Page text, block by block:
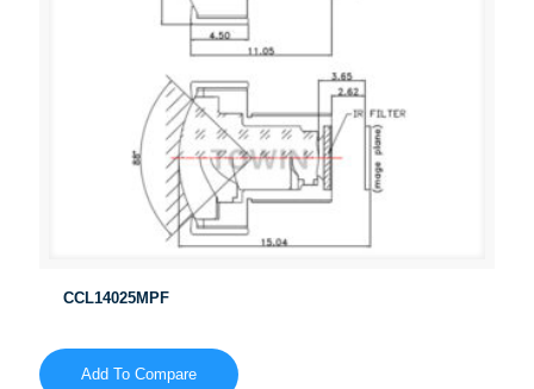
CCL14025MPF
Add To Compare